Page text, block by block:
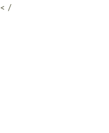
< /Vai
direttamente